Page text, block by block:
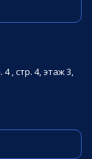
, стр. 4, этаж 3,